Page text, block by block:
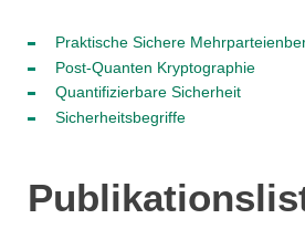
Praktische Sichere
Post-Quanten Kryptographie
Quantifizierbare Sicherheit
Sicherheitsbegriffe